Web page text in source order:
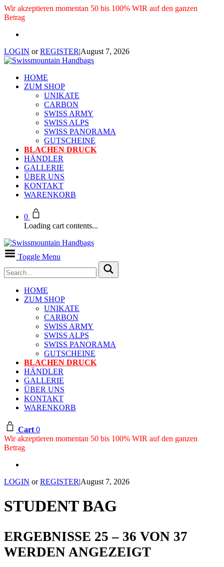
Wir akzeptieren momentan 50 bis 100% WIR auf den ganzen
Betrag
LOGIN orREGISTER|August 7, 2026
HOME
ZUM SHOP
UNIKATE
CARBON
SWISS ARMY
SWISS ALPS
SWISS PANORAMA
GUTSCHEINE
BLACHEN DRUCK
HÄNDLER
GALLERIE
ÜBER UNS
KONTAKT
WARENKORB
0
Loading cart contents...
Toggle Menu
HOME
ZUM SHOP
UNIKATE
CARBON
SWISS ARMY
SWISS ALPS
SWISS PANORAMA
GUTSCHEINE
BLACHEN DRUCK
HÄNDLER
GALLERIE
ÜBER UNS
KONTAKT
WARENKORB
Cart 0
Wir akzeptieren momentan 50 bis 100% WIR auf den ganzen
Betrag
LOGIN orREGISTER|August 7, 2026
STUDENT BAG
ERGEBNISSE 25 – 36 VON 37
WERDEN ANGEZEIGTSORTED